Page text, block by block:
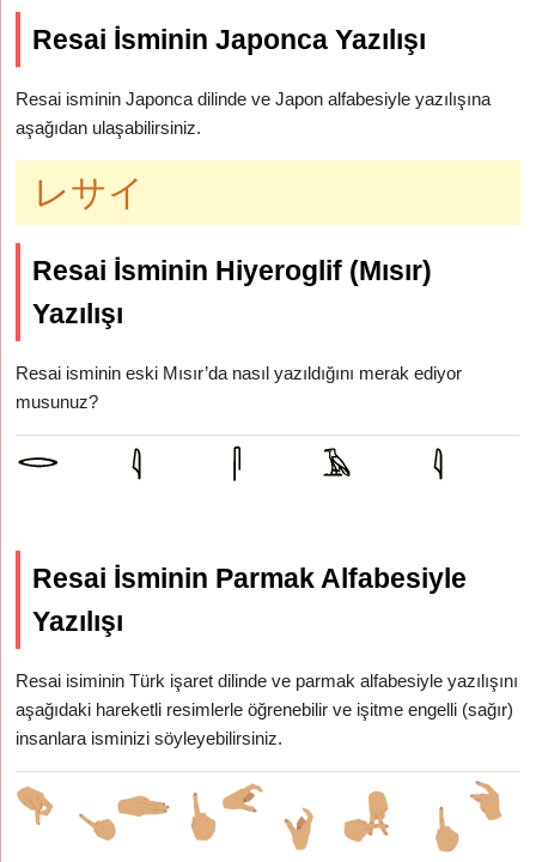
Resai İsminin Japonca Yazılışı
Resai isminin Japonca dilinde ve Japon alfabesiyle yazılışına
aşağıdan ulaşabilirsiniz.
レサイ
Resai İsminin Hiyeroglif (Mısır)
Yazılışı
Resai isminin eski Mısır’da nasıl yazıldığını merak ediyor
musunuz?
Resai İsminin Parmak Alfabesiyle
Yazılışı
Resai isiminin Türk işaret dilinde ve parmak alfabesiyle yazılışını
aşağıdaki hareketli resimlerle öğrenebilir ve işitme engelli (sağır)
insanlara isminizi söyleyebilirsiniz.